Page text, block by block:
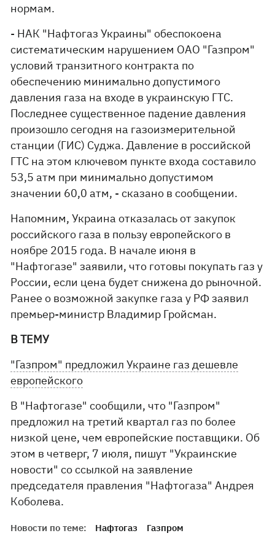
нормам.
- НАК "Нафтогаз Украины" обеспокоена
систематическим нарушением ОАО "Газпром"
условий транзитного контракта по
обеспечению минимально допустимого
давления газа на входе в украинскую ГТС.
Последнее существенное падение давления
произошло сегодня на газоизмерительной
станции (ГИС) Суджа. Давление в российской
ГТС на этом ключевом пункте входа составило
53,5 атм при минимально допустимом
значении 60,0 атм, - сказано в сообщении.
Напомним, Украина отказалась от закупок
российского газа в пользу европейского в
ноябре 2015 года. В начале июня в
"Нафтогазе" заявили, что готовы покупать газ у
России, если цена будет снижена до рыночной.
Ранее о возможной закупке газа у РФ заявил
премьер-министр Владимир Гройсман.
В ТЕМУ
"Газпром" предложил Украине газ дешевле
европейского
В "Нафтогазе" сообщили, что "Газпром"
предложил на третий квартал газ по более
низкой цене, чем европейские поставщики. Об
этом в четверг, 7 июля, пишут "Украинские
новости" со ссылкой на заявление
председателя правления "Нафтогаза" Андрея
Коболева.
Новости по теме: Нафтогаз Газпром